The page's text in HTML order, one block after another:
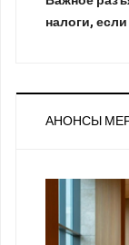
налоги,
АНОНСЫ